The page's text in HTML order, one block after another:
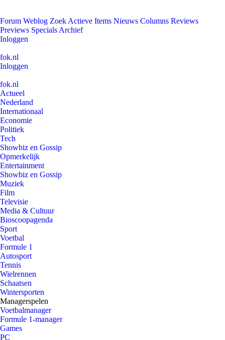
Forum Weblog Zoek Actieve Items Nieuws Columns Reviews
Previews Specials Archief
Inloggen
fok.nl
Inloggen
fok.nl
Actueel
Nederland
Internationaal
Economie
Politiek
Tech
Showbiz en Gossip
Opmerkelijk
Entertainment
Showbiz en Gossip
Muziek
Film
Televisie
Media & Cultuur
Bioscoopagenda
Sport
Voetbal
Formule 1
Autosport
Tennis
Wielrennen
Schaatsen
Wintersporten
Managerspelen
Voetbalmanager
Formule 1-manager
Games
PC